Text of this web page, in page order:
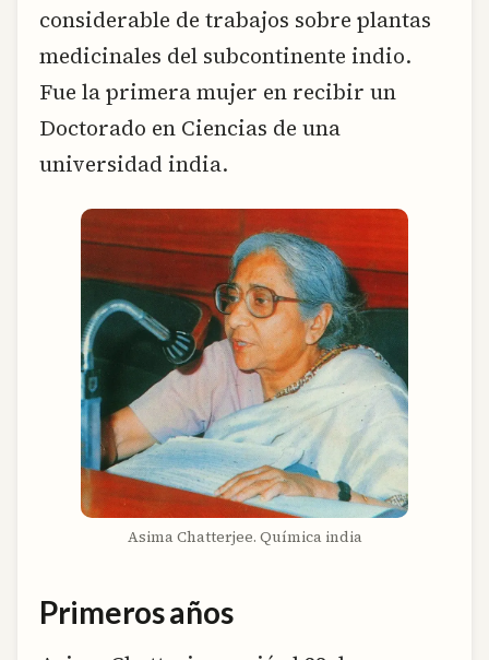
considerable de trabajos sobre plantas
medicinales del subcontinente indio.
Fue la primera mujer en recibir un
Doctorado en Ciencias de una
universidad india.
Asima Chatterjee. Química india
Primeros años